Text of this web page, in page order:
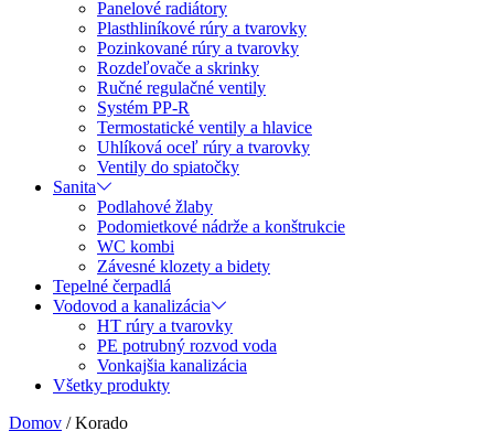
Panelové radiátory
Plasthliníkové rúry a tvarovky
Pozinkované rúry a tvarovky
Rozdeľovače a skrinky
Ručné regulačné ventily
Systém PP-R
Termostatické ventily a hlavice
Uhlíková oceľ rúry a tvarovky
Ventily do spiatočky
Sanita
Podlahové žlaby
Podomietkové nádrže a konštrukcie
WC kombi
Závesné klozety a bidety
Tepelné čerpadlá
Vodovod a kanalizácia
HT rúry a tvarovky
PE potrubný rozvod voda
Vonkajšia kanalizácia
Všetky produkty
Domov / Korado